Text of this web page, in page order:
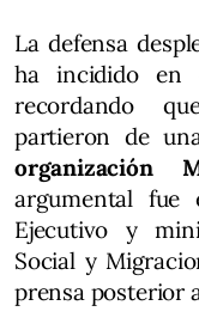
La defensa
ha incidido en
recordando
partieron de
organización
argumental fue
Ejecutivo y
Social y
prensa posterior